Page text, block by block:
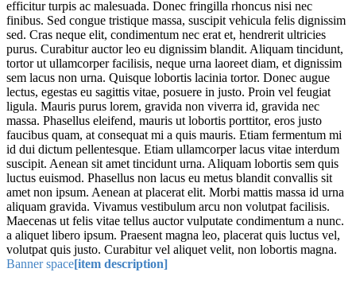
efficitur turpis ac malesuada. Donec fringilla rhoncus nisi nec
finibus. Sed congue tristique massa, suscipit vehicula felis dignissim
sed. Cras neque elit, condimentum nec erat et, hendrerit ultricies
purus. Curabitur auctor leo eu dignissim blandit. Aliquam tincidunt,
tortor ut ullamcorper facilisis, neque urna laoreet diam, et dignissim
sem lacus non urna. Quisque lobortis lacinia tortor. Donec augue
lectus, egestas eu sagittis vitae, posuere in justo. Proin vel feugiat
ligula. Mauris purus lorem, gravida non viverra id, gravida nec
massa. Phasellus eleifend, mauris ut lobortis porttitor, eros justo
faucibus quam, at consequat mi a quis mauris. Etiam fermentum mi
id dui dictum pellentesque. Etiam ullamcorper lacus vitae interdum
suscipit. Aenean sit amet tincidunt urna. Aliquam lobortis sem quis
luctus euismod. Phasellus non lacus eu metus blandit convallis sit
amet non ipsum. Aenean at placerat elit. Morbi mattis massa id urna
aliquam gravida. Vivamus vestibulum arcu non volutpat facilisis.
Maecenas ut felis vitae tellus auctor vulputate condimentum a nunc.
a aliquet libero ipsum. Praesent magna leo, placerat quis luctus vel,
volutpat quis justo. Curabitur vel aliquet velit, non lobortis magna.
Banner space[item description]